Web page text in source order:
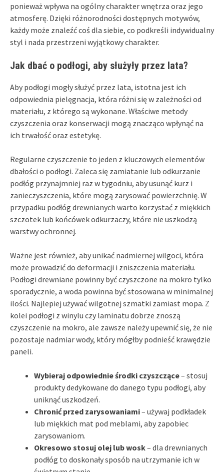
ponieważ wpływa na ogólny charakter wnętrza oraz jego
atmosferę. Dzięki różnorodności dostępnych motywów,
każdy może znaleźć coś dla siebie, co podkreśli indywidualny
styl i nada przestrzeni wyjątkowy charakter.
Jak dbać o podłogi, aby służyły przez lata?
Aby podłogi mogły służyć przez lata, istotna jest ich
odpowiednia pielęgnacja, która różni się w zależności od
materiału, z którego są wykonane. Właściwe metody
czyszczenia oraz konserwacji mogą znacząco wpłynąć na
ich trwałość oraz estetykę.
Regularne czyszczenie to jeden z kluczowych elementów
dbałości o podłogi. Zaleca się zamiatanie lub odkurzanie
podłóg przynajmniej raz w tygodniu, aby usunąć kurz i
zanieczyszczenia, które mogą zarysować powierzchnię. W
przypadku podłóg drewnianych warto korzystać z miękkich
szczotek lub końcówek odkurzaczy, które nie uszkodzą
warstwy ochronnej.
Ważne jest również, aby unikać nadmiernej wilgoci, która
może prowadzić do deformacji i zniszczenia materiału.
Podłogi drewniane powinny być czyszczone na mokro tylko
sporadycznie, a woda powinna być stosowana w minimalnej
ilości. Najlepiej używać wilgotnej szmatki zamiast mopa. Z
kolei podłogi z winylu czy laminatu dobrze znoszą
czyszczenie na mokro, ale zawsze należy upewnić się, że nie
pozostaje nadmiar wody, który mógłby podnieść krawędzie
paneli.
Wybieraj odpowiednie środki czyszczące– stosuj
produkty dedykowane do danego typu podłogi, aby
uniknąć uszkodzeń.
Chronić przed zarysowaniami– używaj podkładek
lub miękkich mat pod meblami, aby zapobiec
zarysowaniom.
Okresowo stosuj olej lub wosk– dla drewnianych
podłóg to doskonały sposób na utrzymanie ich w